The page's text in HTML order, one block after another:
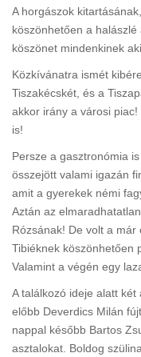
A horgászok
köszönhetően a
köszönet mindenkinek
Közkívánatra ismét
Tiszakécskét, és a
akkor irány a városi
is!
Persze a gasztronómia
összejött valami igazán
amit a gyerekek némi
Aztán az
Rózsának! De volt a
Tibiéknek köszönhetően
Valamint a végén egy
A találkozó ideje alatt két
előbb Deverdics Milán
nappal később Bartos
asztalokat. Boldog